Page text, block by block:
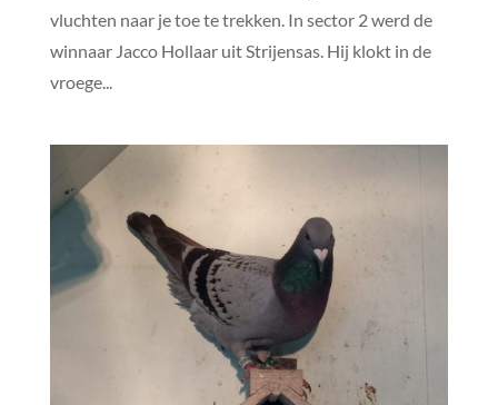
vluchten naar je toe te trekken. In sector 2 werd de
winnaar Jacco Hollaar uit Strijensas. Hij klokt in de
vroege...